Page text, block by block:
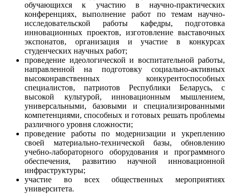
обучающихся к участию в научно-практических
конференциях, выполнение работ по темам научно-
исследовательской работы кафедры, подготовка
инновационных проектов, изготовление выставочных
экспонатов, организация и участие в конкурсах
студенческих научных работ;
проведение идеологической и воспитательной работы,
направленной на подготовку социально-активных
высоконравственных конкурентоспособных
специалистов, патриотов Республики Беларусь, с
высокой культурой, инновационным мышлением,
универсальными, базовыми и специализированными
компетенциями, способных и готовых решать проблемы
различного уровня сложности;
проведение работы по модернизации и укреплению
своей материально-технической базы, обновлению
учебно-лабораторного оборудования и программного
обеспечения, развитию научной инновационной
инфраструктуры;
участие во всех общественных мероприятиях
университета.